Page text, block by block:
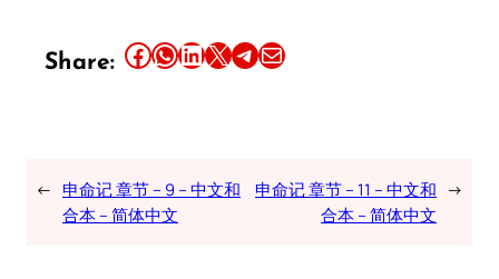
Share: Share this article on Facebook Share this article on WhatsApp Share this article on LinkedIn Share this article on X Share this article on TelegramEmail this Article
← 申命记 章节 – 9 – 中文和
合本 – 简体中文
申命记 章节 – 11 – 中文和
合本 – 简体中文
→